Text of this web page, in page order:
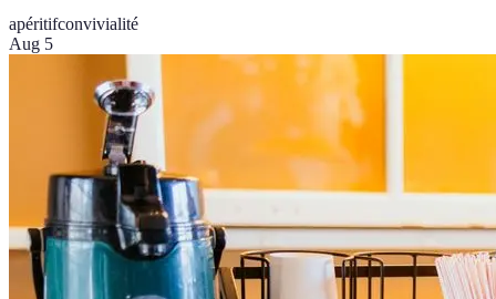
apéritifconvivialité
Aug 5